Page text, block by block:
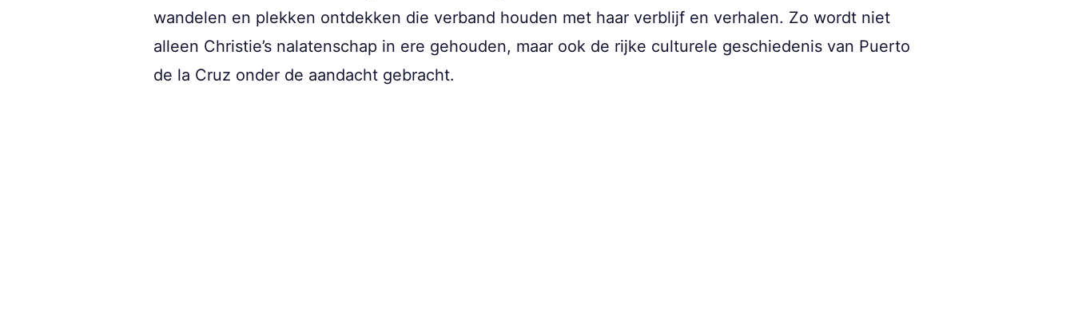
wandelen en plekken ontdekken die verband houden met haar verblijf en verhalen. Zo wordt niet
alleen Christie’s nalatenschap in ere gehouden, maar ook de rijke culturele geschiedenis van Puerto
de la Cruz onder de aandacht gebracht.